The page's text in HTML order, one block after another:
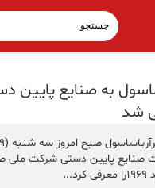
به صنایع پایین
شد
صنایع پایین دستی شرکت ملی